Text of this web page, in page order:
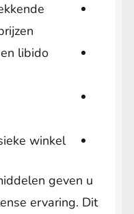
libido
winkel.
geven u
ervaring. Dit